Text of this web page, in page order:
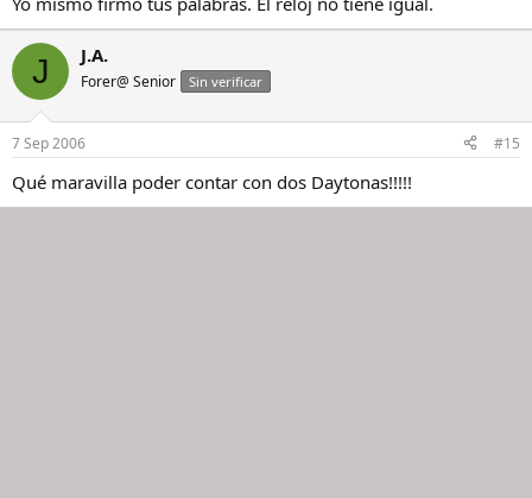
Los detractores.... acaso tienen uno? Hay veces que para admirar o
criticar algo se hace necesario el contacto con el producto... pocos
que lo hacen lo critican. Pocos. Igual es que es un precioso y gran
reloj. Igual... aunque es posible que se prefiera un Hublot ladrillero
por 1.000 € más, por eso de que le han dado un premio y demás. Es
otra opción.... yo me quedo con mis Daytona.
J J.A.
Forer@ Senior Sin verificar
7 Sep 2006 #15
Qué maravilla poder contar con dos Daytonas!!!!!